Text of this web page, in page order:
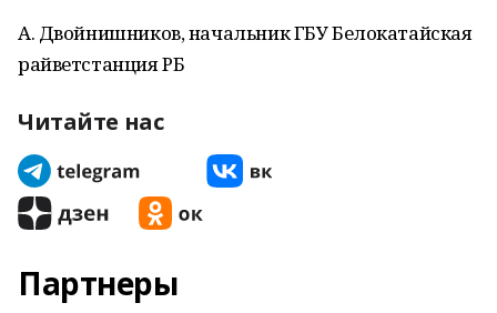
А. Двойнишников, начальник ГБУ Белокатайская
райветстанция РБ
Читайте нас
Партнеры